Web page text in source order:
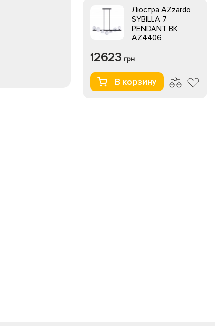
Люстра AZzardo
SYBILLA 7
PENDANT BK
AZ4406
12623 грн
В корзину